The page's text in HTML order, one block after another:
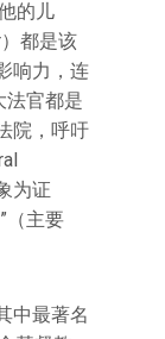
的儿
都是该
响力，连
法官都是
院，呼吁
为证
（主要
中最著名